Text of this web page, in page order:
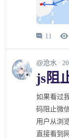
 11 
@沧水 ·
js阻
如果看过
码阻止微
用户从浏
直接看到